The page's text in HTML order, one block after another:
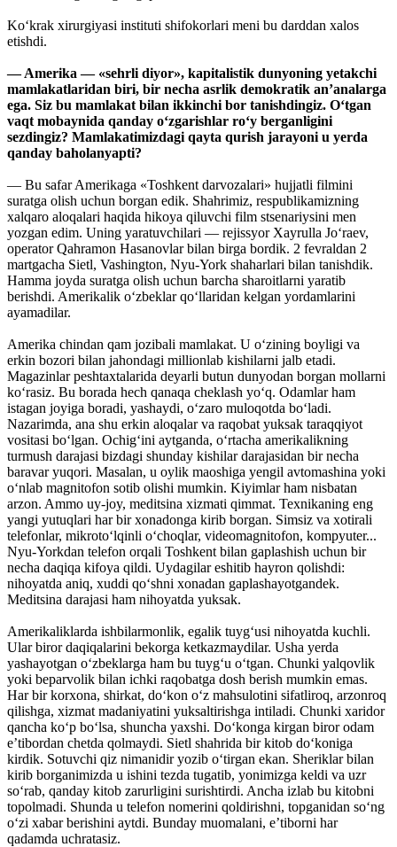
Ko‘krak xirurgiyasi instituti shifokorlari meni bu darddan xalos
etishdi.
— Amerika — «sehrli diyor», kapitalistik dunyoning yetakchi
mamlakatlaridan biri, bir necha asrlik demokratik an’analarga
ega. Siz bu mamlakat bilan ikkinchi bor tanishdingiz. O‘tgan
vaqt mobaynida qanday o‘zgarishlar ro‘y berganligini
sezdingiz? Mamlakatimizdagi qayta qurish jarayoni u yerda
qanday baholanyapti?
— Bu safar Amerikaga «Toshkent darvozalari» hujjatli filmini
suratga olish uchun borgan edik. Shahrimiz, respublikamizning
xalqaro aloqalari haqida hikoya qiluvchi film stsenariysini men
yozgan edim. Uning yaratuvchilari — rejissyor Xayrulla Jo‘raev,
operator Qahramon Hasanovlar bilan birga bordik. 2 fevraldan 2
martgacha Sietl, Vashington, Nyu-York shaharlari bilan tanishdik.
Hamma joyda suratga olish uchun barcha sharoitlarni yaratib
berishdi. Amerikalik o‘zbeklar qo‘llaridan kelgan yordamlarini
ayamadilar.
Amerika chindan qam jozibali mamlakat. U o‘zining boyligi va
erkin bozori bilan jahondagi millionlab kishilarni jalb etadi.
Magazinlar peshtaxtalarida deyarli butun dunyodan borgan mollarni
ko‘rasiz. Bu borada hech qanaqa cheklash yo‘q. Odamlar ham
istagan joyiga boradi, yashaydi, o‘zaro muloqotda bo‘ladi.
Nazarimda, ana shu erkin aloqalar va raqobat yuksak taraqqiyot
vositasi bo‘lgan. Ochig‘ini aytganda, o‘rtacha amerikalikning
turmush darajasi bizdagi shunday kishilar darajasidan bir necha
baravar yuqori. Masalan, u oylik maoshiga yengil avtomashina yoki
o‘nlab magnitofon sotib olishi mumkin. Kiyimlar ham nisbatan
arzon. Ammo uy-joy, meditsina xizmati qimmat. Texnikaning eng
yangi yutuqlari har bir xonadonga kirib borgan. Simsiz va xotirali
telefonlar, mikroto‘lqinli o‘choqlar, videomagnitofon, kompyuter...
Nyu-Yorkdan telefon orqali Toshkent bilan gaplashish uchun bir
necha daqiqa kifoya qildi. Uydagilar eshitib hayron qolishdi:
nihoyatda aniq, xuddi qo‘shni xonadan gaplashayotgandek.
Meditsina darajasi ham nihoyatda yuksak.
Amerikaliklarda ishbilarmonlik, egalik tuyg‘usi nihoyatda kuchli.
Ular biror daqiqalarini bekorga ketkazmaydilar. Usha yerda
yashayotgan o‘zbeklarga ham bu tuyg‘u o‘tgan. Chunki yalqovlik
yoki beparvolik bilan ichki raqobatga dosh berish mumkin emas.
Har bir korxona, shirkat, do‘kon o‘z mahsulotini sifatliroq, arzonroq
qilishga, xizmat madaniyatini yuksaltirishga intiladi. Chunki xaridor
qancha ko‘p bo‘lsa, shuncha yaxshi. Do‘konga kirgan biror odam
e’tibordan chetda qolmaydi. Sietl shahrida bir kitob do‘koniga
kirdik. Sotuvchi qiz nimanidir yozib o‘tirgan ekan. Sheriklar bilan
kirib borganimizda u ishini tezda tugatib, yonimizga keldi va uzr
so‘rab, qanday kitob zarurligini surishtirdi. Ancha izlab bu kitobni
topolmadi. Shunda u telefon nomerini qoldirishni, topganidan so‘ng
o‘zi xabar berishini aytdi. Bunday muomalani, e’tiborni har
qadamda uchratasiz.